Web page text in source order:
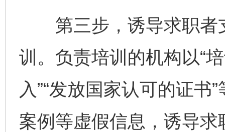
第三步，诱导求职者
训。负责培训的机构以“
入”“发放国家认可的证书
案例等虚假信息，诱导